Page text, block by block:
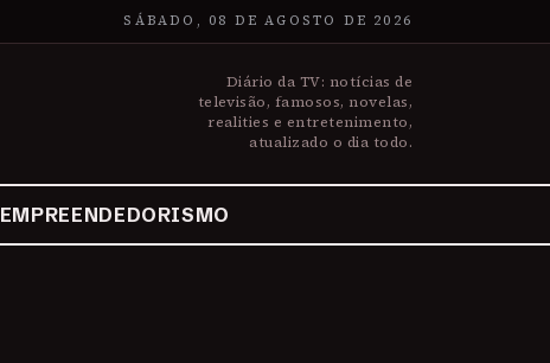
SÁBADO, 08 DE AGOSTO DE 2026
Diário da TV: notícias de
televisão, famosos, novelas,
realities e entretenimento,
atualizado o dia todo.
EMPREENDEDORISMO